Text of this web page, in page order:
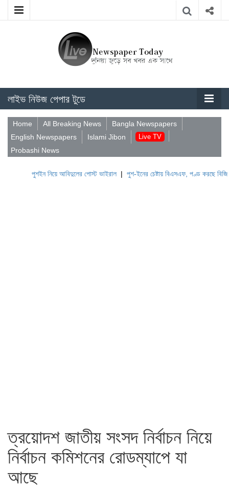
লাইভ নিউজ পেপার টুডে
Home All Breaking News
Bangla Newspapers
English Newspapers
Islami Jibon Live TV
Probashi News
পুশইন নিয়ে আবিদুলের পোস্ট ভাইরাল|পুশ-ইনের চেষ্টায় বিএসএফ, পণ্ড করছে বিজিবি|
ত্রয়োদশ জাতীয় সংসদ নির্বাচন নিয়ে
নির্বাচন কমিশনের রোডম্যাপে যা
আছে